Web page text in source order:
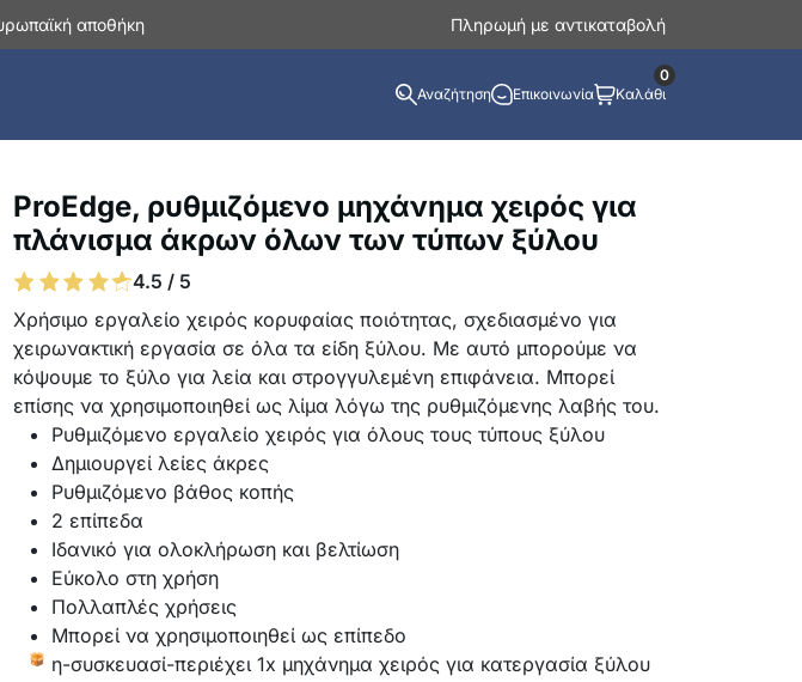
αποθήκη Πληρωμή με αντικαταβολή
Αναζήτηση Επικοινωνία Καλάθι
0
ProEdge, ρυθμιζόμενο μηχάνημα χειρός για
πλάνισμα άκρων όλων των τύπων ξύλου
4.5 / 5
Χρήσιμο εργαλείο χειρός κορυφαίας ποιότητας, σχεδιασμένο για
χειρωνακτική εργασία σε όλα τα είδη ξύλου. Με αυτό μπορούμε να
κόψουμε το ξύλο για λεία και στρογγυλεμένη επιφάνεια. Μπορεί
επίσης να χρησιμοποιηθεί ως λίμα λόγω της ρυθμιζόμενης λαβής του.
Ρυθμιζόμενο εργαλείο χειρός για όλους τους τύπους ξύλου
Δημιουργεί λείες άκρες
Ρυθμιζόμενο βάθος κοπής
2 επίπεδα
Ιδανικό για ολοκλήρωση και βελτίωση
Εύκολο στη χρήση
Πολλαπλές χρήσεις
Μπορεί να χρησιμοποιηθεί ως επίπεδο
η-συσκευασί-περιέχει 1x μηχάνημα χειρός για κατεργασία ξύλου